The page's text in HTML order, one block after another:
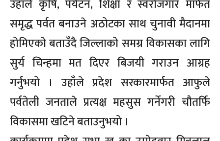
उहाँले कृषि, पर्यटन, शिक्षा र स्वरोजगार मार्फत
समृद्ध पर्वत बनाउने अठोटका साथ चुनावी मैदानमा
होमिएको बताउँदै जिल्लाको समग्र विकासका लागि
सुर्य चिन्हमा मत दिएर बिजयी गराउन आग्रह
गर्नुभयो । उहाँले प्रदेश सरकारमार्फत आफुले
पर्वतेली जनताले प्रत्यक्ष महसुस गर्नेगरी चौतर्फि
विकासमा खटिने बताउनुभयो ।